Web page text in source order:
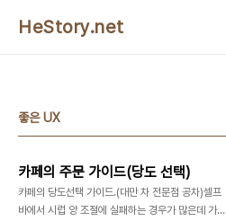
HeStory.net
좋은 UX
카페의 주문 가이드(당도 선택)
카페의 당도선택 가이드.(대만 차 전문점 공차)셀프
바에서 시럽 양 조절에 실패하는 경우가 많은데 가이